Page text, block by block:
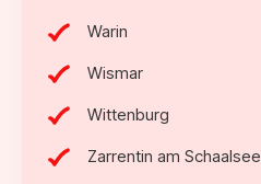
Warin
Wismar
Wittenburg
Zarrentin am Schaalsee